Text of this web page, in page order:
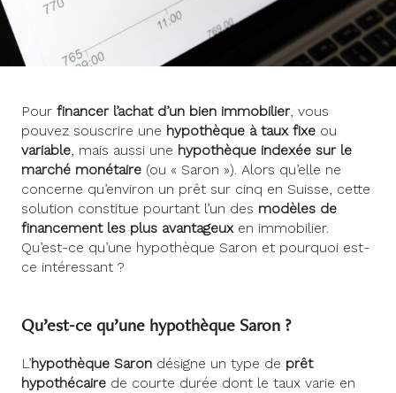
Pour financer l’achat d’un bien immobilier, vous
pouvez souscrire une hypothèque à taux fixe ou
variable, mais aussi une hypothèque indexée sur le
marché monétaire (ou « Saron »). Alors qu’elle ne
concerne qu’environ un prêt sur cinq en Suisse, cette
solution constitue pourtant l’un des modèles de
financement les plus avantageuxen immobilier.
Qu’est-ce qu’une hypothèque Saron et pourquoi est-
ce intéressant ?
Qu’est-ce qu’une hypothèque Saron ?
L’hypothèque Saron désigne un type de prêt
hypothécaire de courte durée dont le taux varie en